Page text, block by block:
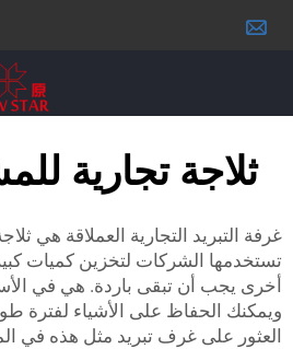
تجارية للمشي
التجارية العملاقة هي ثلاجة مُحسّنة
لتخزين كميات كبيرة من
تبقى باردة. هي في الأساس
على الأشياء لفترة طويلة إلى حد
غرف تبريد مثل هذه في المتاجر